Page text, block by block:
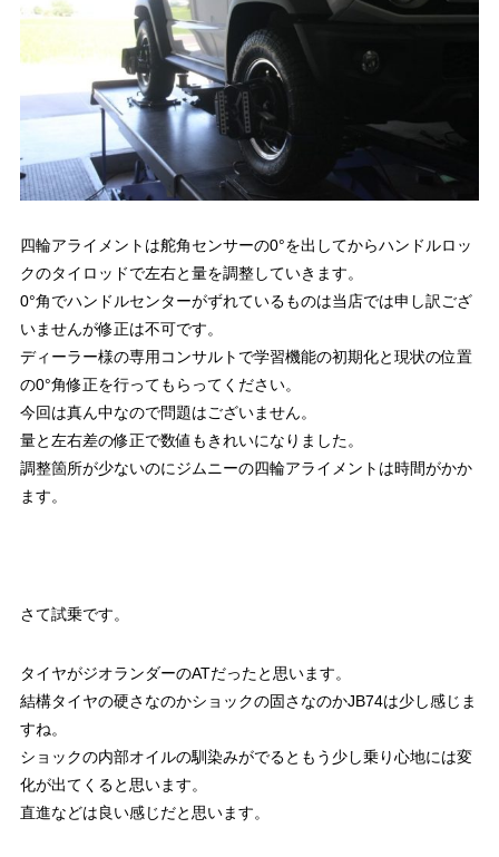
四輪アライメントは舵角センサーの0°を出してからハンドルロッ
クのタイロッドで左右と量を調整していきます。
0°角でハンドルセンターがずれているものは当店では申し訳ござ
いませんが修正は不可です。
ディーラー様の専用コンサルトで学習機能の初期化と現状の位置
の0°角修正を行ってもらってください。
今回は真ん中なので問題はございません。
量と左右差の修正で数値もきれいになりました。
調整箇所が少ないのにジムニーの四輪アライメントは時間がかか
ます。
さて試乗です。
タイヤがジオランダーのATだったと思います。
結構タイヤの硬さなのかショックの固さなのかJB74は少し感じま
すね。
ショックの内部オイルの馴染みがでるともう少し乗り心地には変
化が出てくると思います。
直進などは良い感じだと思います。